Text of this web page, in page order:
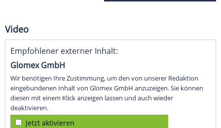
Video
Empfohlener externer Inhalt:
Glomex GmbH
Wir benötigen Ihre Zustimmung, um den von unserer Redaktion
eingebundenen Inhalt von Glomex GmbH anzuzeigen. Sie können
diesen mit einem Klick anzeigen lassen und auch wieder
deaktivieren.
jetzt aktivieren